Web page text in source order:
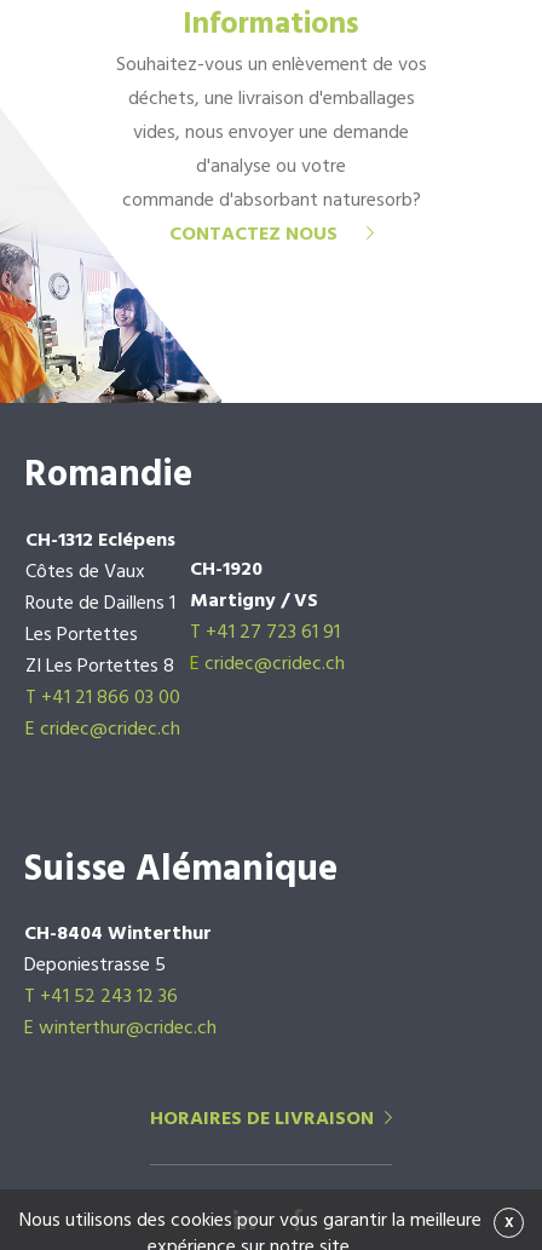
Informations
Souhaitez-vous un enlèvement de vos
déchets, une livraison d'emballages
vides, nous envoyer une demande
d'analyse ou votre
commande d'absorbant naturesorb?
CONTACTEZ NOUS
Romandie
CH-1312 Eclépens
Côtes de Vaux
Route de Daillens 1
Les Portettes
ZI Les Portettes 8
T +41 21 866 03 00
Ecridec@cridec.ch
CH-1920
Martigny / VS
T +41 27 723 61 91
Ecridec@cridec.ch
Suisse Alémanique
CH-8404 Winterthur
Deponiestrasse 5
T +41 52 243 12 36
E winterthur@cridec.ch
HORAIRES DE LIVRAISON
x
Nous utilisons des cookies pour vous garantir la meilleure